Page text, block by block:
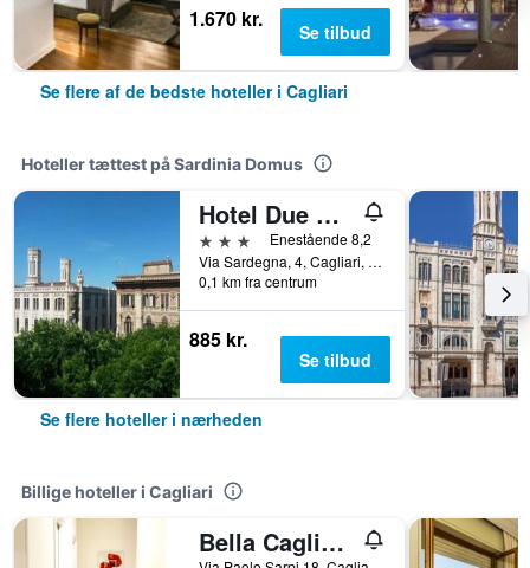
1.670 kr. Se tilbud
Se flere af de bedste hoteller i Cagliari
Hoteller tættest på Sardinia Domus
Hotel Due Colonne
3 stjernerEnestående 8,2
Via Sardegna, 4, Cagliari, Sardinien, Italien
0,1 km fra centrum
885 kr.
Se tilbud
Se flere hoteller i nærheden
Billige hoteller i Cagliari
Bella Cagliari B&B